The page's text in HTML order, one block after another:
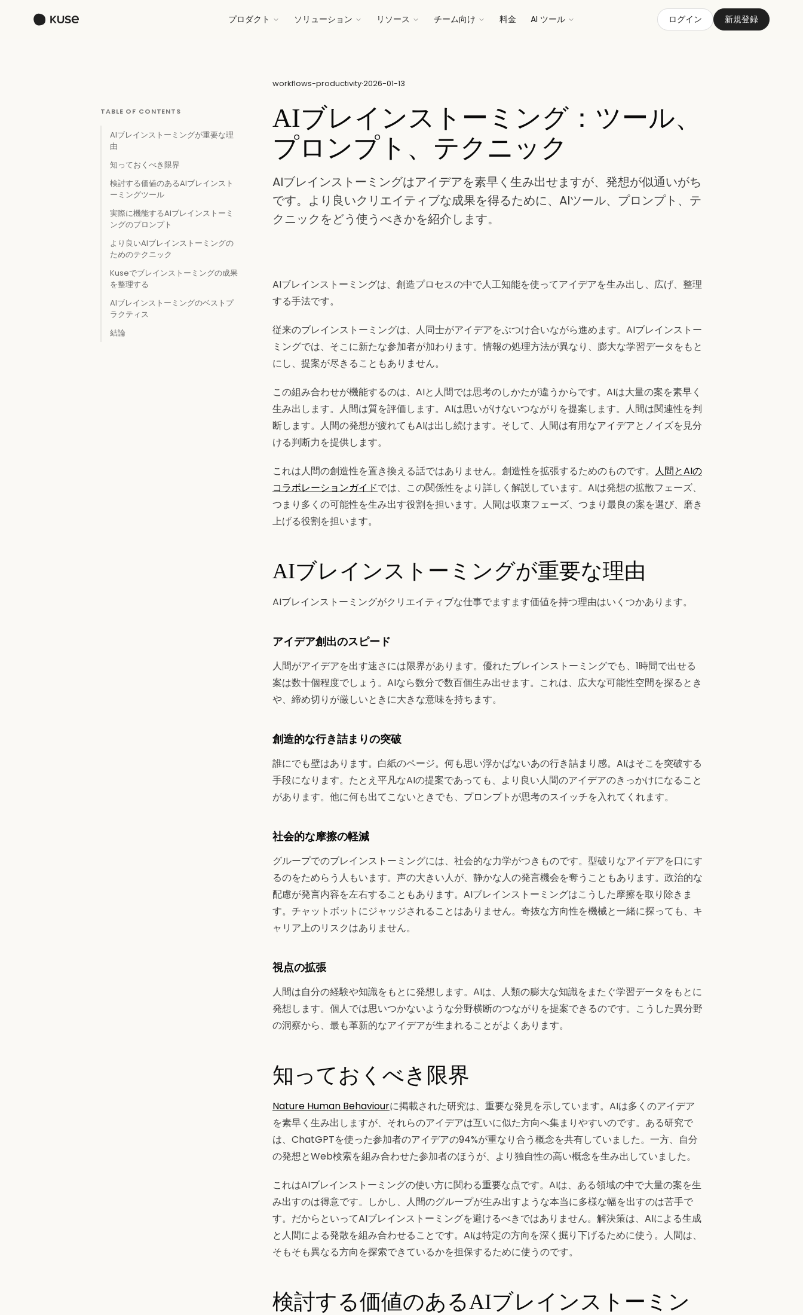
プロダクト ソリューション リソース チーム向け 料金 AI ツール ログイン 新規登録
workflows-productivity·2026-01-13
AIブレインストーミング：ツール、
プロンプト、テクニック
AIブレインストーミングはアイデアを素早く生み出せますが、発想が似通いがち
です。より良いクリエイティブな成果を得るために、AIツール、プロンプト、テ
クニックをどう使うべきかを紹介します。
TABLE OF CONTENTS
AIブレインストーミングが重要な理
由
知っておくべき限界
検討する価値のあるAIブレインスト
ーミングツール
実際に機能するAIブレインストーミ
ングのプロンプト
より良いAIブレインストーミングの
ためのテクニック
Kuseでブレインストーミングの成果
を整理する
AIブレインストーミングのベストプ
ラクティス
結論
AIブレインストーミングは、創造プロセスの中で人工知能を使ってアイデアを生み出し、広げ、整理
する手法です。
従来のブレインストーミングは、人同士がアイデアをぶつけ合いながら進めます。AIブレインストー
ミングでは、そこに新たな参加者が加わります。情報の処理方法が異なり、膨大な学習データをもと
にし、提案が尽きることもありません。
この組み合わせが機能するのは、AIと人間では思考のしかたが違うからです。AIは大量の案を素早く
生み出します。人間は質を評価します。AIは思いがけないつながりを提案します。人間は関連性を判
断します。人間の発想が疲れてもAIは出し続けます。そして、人間は有用なアイデアとノイズを見分
ける判断力を提供します。
これは人間の創造性を置き換える話ではありません。創造性を拡張するためのものです。 人間とAIの
コラボレーションガイドでは、この関係性をより詳しく解説しています。AIは発想の拡散フェーズ、
つまり多くの可能性を生み出す役割を担います。人間は収束フェーズ、つまり最良の案を選び、磨き
上げる役割を担います。
AIブレインストーミングが重要な理由
AIブレインストーミングがクリエイティブな仕事でますます価値を持つ理由はいくつかあります。
アイデア創出のスピード
人間がアイデアを出す速さには限界があります。優れたブレインストーミングでも、1時間で出せる
案は数十個程度でしょう。AIなら数分で数百個生み出せます。これは、広大な可能性空間を探るとき
や、締め切りが厳しいときに大きな意味を持ちます。
創造的な行き詰まりの突破
誰にでも壁はあります。白紙のページ。何も思い浮かばないあの行き詰まり感。AIはそこを突破する
手段になります。たとえ平凡なAIの提案であっても、より良い人間のアイデアのきっかけになること
があります。他に何も出てこないときでも、プロンプトが思考のスイッチを入れてくれます。
社会的な摩擦の軽減
グループでのブレインストーミングには、社会的な力学がつきものです。型破りなアイデアを口にす
るのをためらう人もいます。声の大きい人が、静かな人の発言機会を奪うこともあります。政治的な
配慮が発言内容を左右することもあります。AIブレインストーミングはこうした摩擦を取り除きま
す。チャットボットにジャッジされることはありません。奇抜な方向性を機械と一緒に探っても、キ
ャリア上のリスクはありません。
視点の拡張
人間は自分の経験や知識をもとに発想します。AIは、人類の膨大な知識をまたぐ学習データをもとに
発想します。個人では思いつかないような分野横断のつながりを提案できるのです。こうした異分野
の洞察から、最も革新的なアイデアが生まれることがよくあります。
知っておくべき限界
Nature Human Behaviourに掲載された研究は、重要な発見を示しています。AIは多くのアイデア
を素早く生み出しますが、それらのアイデアは互いに似た方向へ集まりやすいのです。ある研究で
は、ChatGPTを使った参加者のアイデアの94%が重なり合う概念を共有していました。一方、自分
の発想とWeb検索を組み合わせた参加者のほうが、より独自性の高い概念を生み出していました。
これはAIブレインストーミングの使い方に関わる重要な点です。AIは、ある領域の中で大量の案を生
み出すのは得意です。しかし、人間のグループが生み出すような本当に多様な幅を出すのは苦手で
す。だからといってAIブレインストーミングを避けるべきではありません。解決策は、AIによる生成
と人間による発散を組み合わせることです。AIは特定の方向を深く掘り下げるために使う。人間は、
そもそも異なる方向を探索できているかを担保するために使うのです。
検討する価値のあるAIブレインストーミン